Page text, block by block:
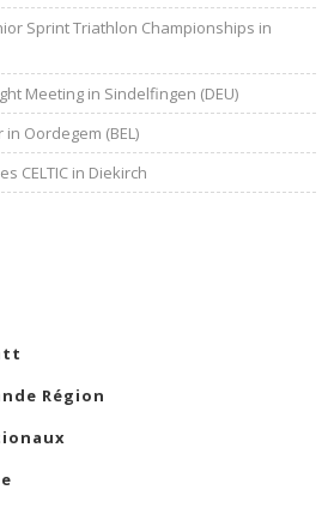
Sprint Triathlon Championships in
Meeting in Sindelfingen (DEU)
in Oordegem (BEL)
CELTIC in Diekirch
Région